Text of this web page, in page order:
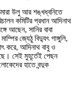
উলু আর শঙ্খধ্বনিতে
কমিটির প্রধান আদিনাথ
আছেন, সানির বাবা
জ্যেঠু বিদ্যুৎ গাঙ্গুলি,
করে, আদিনাথ বাবু ও
সেই মুহূর্তেই পেছন
হাতে বন্দুক